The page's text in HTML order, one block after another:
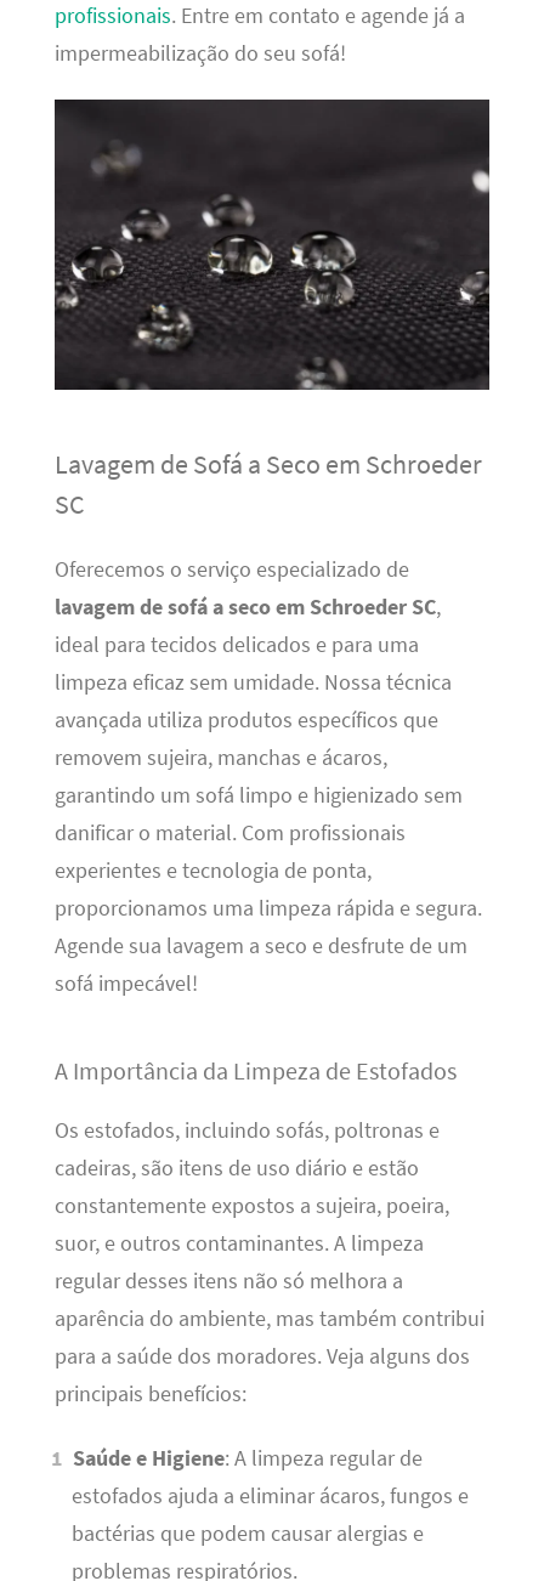
profissionais. Entre em contato e agende já a
impermeabilização do seu sofá!
Lavagem de Sofá a Seco em Schroeder
SC
Oferecemos o serviço especializado de
lavagem de sofá a seco em Schroeder SC,
ideal para tecidos delicados e para uma
limpeza eficaz sem umidade. Nossa técnica
avançada utiliza produtos específicos que
removem sujeira, manchas e ácaros,
garantindo um sofá limpo e higienizado sem
danificar o material. Com profissionais
experientes e tecnologia de ponta,
proporcionamos uma limpeza rápida e segura.
Agende sua lavagem a seco e desfrute de um
sofá impecável!
A Importância da Limpeza de Estofados
Os estofados, incluindo sofás, poltronas e
cadeiras, são itens de uso diário e estão
constantemente expostos a sujeira, poeira,
suor, e outros contaminantes. A limpeza
regular desses itens não só melhora a
aparência do ambiente, mas também contribui
para a saúde dos moradores. Veja alguns dos
principais benefícios:
Saúde e Higiene: A limpeza regular de
estofados ajuda a eliminar ácaros, fungos e
bactérias que podem causar alergias e
problemas respiratórios.